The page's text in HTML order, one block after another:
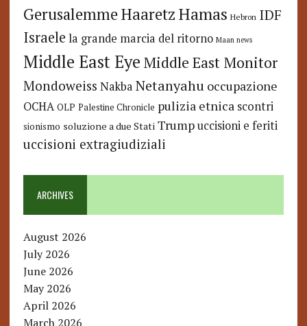
GerusalemmeHaaretzHamas Hebron IDF
Israele la grande marcia del ritorno Maan news
Middle East Eye Middle East Monitor
Mondoweiss Nakba Netanyahu occupazione
OCHA OLP Palestine Chronicle pulizia etnica scontri
sionismo soluzione a due Stati Trump uccisioni e feriti
uccisioni extragiudiziali
ARCHIVES
August 2026
July 2026
June 2026
May 2026
April 2026
March 2026